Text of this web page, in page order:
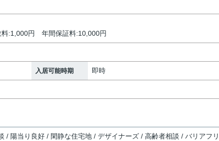
:1,000円 年間保証料:10,000円
入居可能時期 即時
/ 陽当り良好 / 閑静な住宅地 / デザイナーズ / 高齢者相談 / バリアフリ